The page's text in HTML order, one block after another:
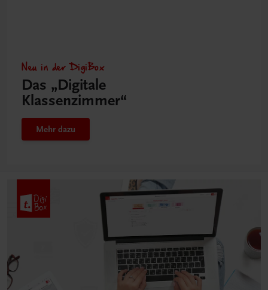
Neu in der DigiBox
Das „Digitale
Klassenzimmer“
Mehr dazu